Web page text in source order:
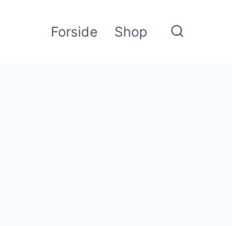
Forside Shop